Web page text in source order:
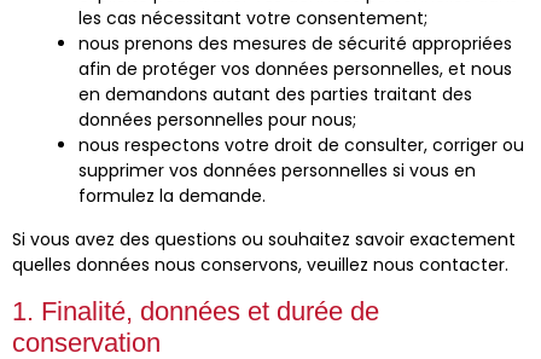
les cas nécessitant votre consentement;
nous prenons des mesures de sécurité appropriées
afin de protéger vos données personnelles, et nous
en demandons autant des parties traitant des
données personnelles pour nous;
nous respectons votre droit de consulter, corriger ou
supprimer vos données personnelles si vous en
formulez la demande.
Si vous avez des questions ou souhaitez savoir exactement
quelles données nous conservons, veuillez nous contacter.
1. Finalité, données et durée de
conservation